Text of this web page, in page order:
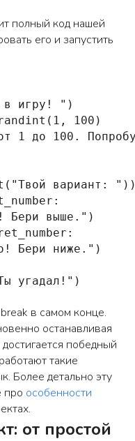
полный код нашей
его и запустить
в игру! ")
100)
1 до 100.
вариант:
Бери выше.")
Бери ниже.")
угадал!")
в самом конце.
останавливая
победный
такие
Более детально эту
про особенности
от простой